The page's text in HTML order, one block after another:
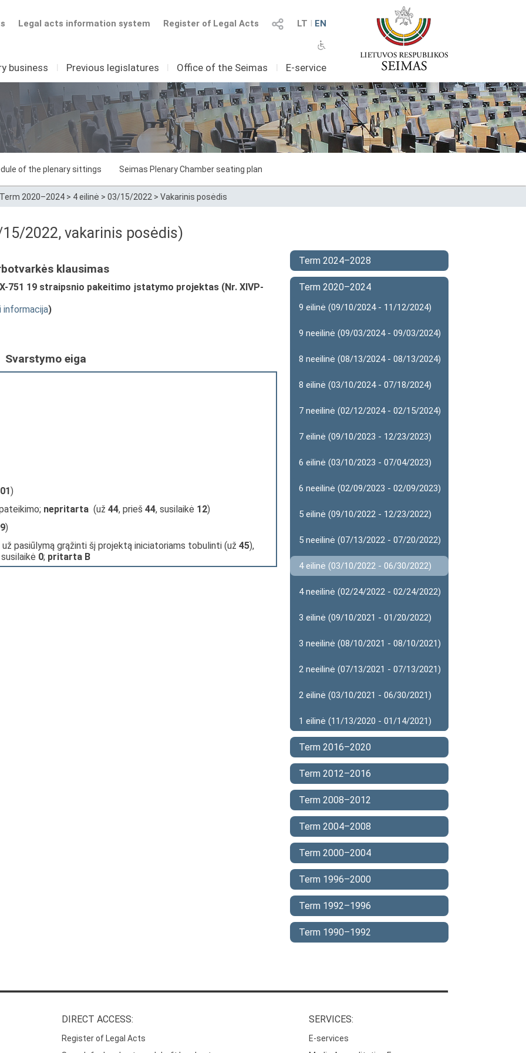
LT I EN
Register of Legal Acts
Legal acts information system
business I Previous legislatures I Office of the Seimas I E-service
of the plenary sittings Seimas Plenary Chamber seating plan
Term 2020–2024 > 4 eilinė > 03/15/2022 > Vakarinis posėdis
2022, vakarinis posėdis)
klausimas
751 19 straipsnio pakeitimo įstatymo projektas (Nr. XIVP-
informacija)
Svarstymo eiga
)
nepritarta (už 44, prieš 44, susilaikė 12)
)
už pasiūlymą grąžinti šį projektą iniciatoriams tobulinti (už 45),
susilaikė 0; pritarta B
Term 2024–2028
Term 2020–2024
9 eilinė (09/10/2024 - 11/12/2024)
9 neeilinė (09/03/2024 - 09/03/2024)
8 neeilinė (08/13/2024 - 08/13/2024)
8 eilinė (03/10/2024 - 07/18/2024)
7 neeilinė (02/12/2024 - 02/15/2024)
7 eilinė (09/10/2023 - 12/23/2023)
6 eilinė (03/10/2023 - 07/04/2023)
6 neeilinė (02/09/2023 - 02/09/2023)
5 eilinė (09/10/2022 - 12/23/2022)
5 neeilinė (07/13/2022 - 07/20/2022)
4 eilinė (03/10/2022 - 06/30/2022)
4 neeilinė (02/24/2022 - 02/24/2022)
3 eilinė (09/10/2021 - 01/20/2022)
3 neeilinė (08/10/2021 - 08/10/2021)
2 neeilinė (07/13/2021 - 07/13/2021)
2 eilinė (03/10/2021 - 06/30/2021)
1 eilinė (11/13/2020 - 01/14/2021)
Term 2016–2020
Term 2012–2016
Term 2008–2012
Term 2004–2008
Term 2000–2004
Term 1996–2000
Term 1992–1996
Term 1990–1992
DIRECT ACCESS:
Register of Legal Acts
SERVICES:
E-services